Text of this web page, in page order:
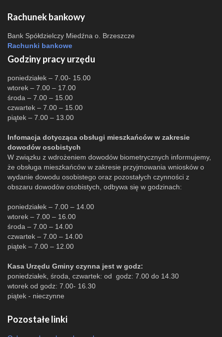
Rachunek bankowy
Bank Spółdzielczy Miedźna o. Brzeszcze
Rachunki bankowe
Godziny pracy urzędu
poniedziałek – 7.00- 15.00
wtorek – 7.00 – 17.00
środa – 7.00 – 15.00
czwartek – 7.00 – 15.00
piątek – 7.00 – 13.00
Infomacja dotycząca obsługi mieszkańców w zakresie
dowodów osobistych
W związku z wdrożeniem dowodów biometrycznych informujemy,
że obsługa mieszkańców w zakresie przyjmowania wniosków o
wydanie dowodu osobistego oraz pozostałych czynności z
obszaru dowodów osobistych, odbywa się w godzinach:
poniedziałek – 7.00 – 14.00
wtorek – 7.00 – 16.00
środa – 7.00 – 14.00
czwartek – 7.00 – 14.00
piątek – 7.00 – 12.00
Kasa Urzędu Gminy czynna jest w godz:
poniedziałek, środa, czwartek: od godz: 7.00 do 14.30
wtorek od godz: 7.00- 16.30
piątek - nieczynne
Pozostałe linki